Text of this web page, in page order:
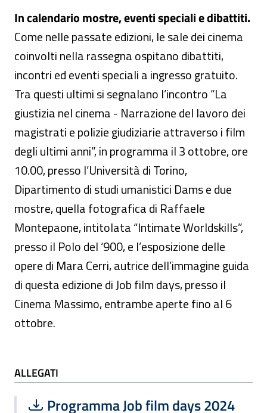
In calendario mostre, eventi speciali e dibattiti.
Come nelle passate edizioni, le sale dei cinema
coinvolti nella rassegna ospitano dibattiti,
incontri ed eventi speciali a ingresso gratuito.
Tra questi ultimi si segnalano l’incontro “La
giustizia nel cinema - Narrazione del lavoro dei
magistrati e polizie giudiziarie attraverso i film
degli ultimi anni”, in programma il 3 ottobre, ore
10.00, presso l’Università di Torino,
Dipartimento di studi umanistici Dams e due
mostre, quella fotografica di Raffaele
Montepaone, intitolata “Intimate Worldskills”,
presso il Polo del ‘900, e l’esposizione delle
opere di Mara Cerri, autrice dell’immagine guida
di questa edizione di Job film days, presso il
Cinema Massimo, entrambe aperte fino al 6
ottobre.
ALLEGATI
ALLEGATI
Scarica file:
Programma Job film days 2024
Formato PDF — Dimensione 1.99 MB